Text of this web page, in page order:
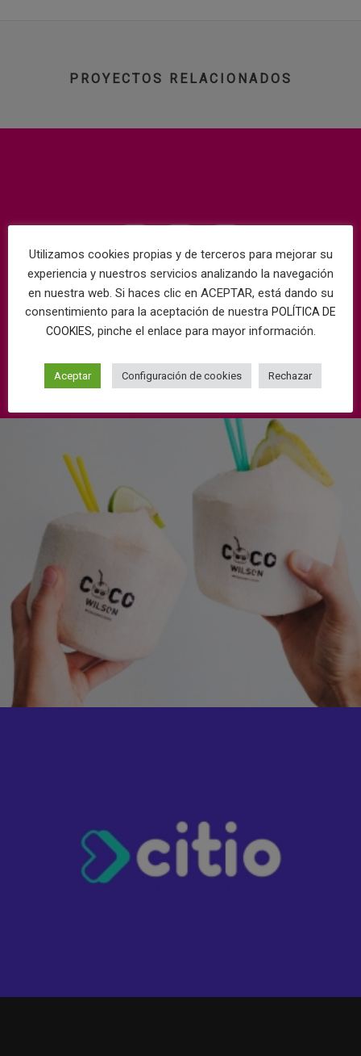
PROYECTOS RELACIONADOS
Utilizamos cookies propias y de terceros para mejorar su
experiencia y nuestros servicios analizando la navegación
en nuestra web. Si haces clic en ACEPTAR, está dando su
consentimiento para la aceptación de nuestra POLÍTICA DE
COOKIES, pinche el enlace para mayor información.
Aceptar Configuración de cookies Rechazar